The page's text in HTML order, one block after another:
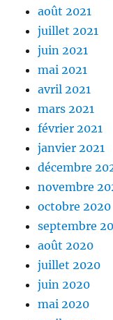
août 2021
juillet 2021
juin 2021
mai 2021
avril 2021
mars 2021
février 2021
janvier 2021
décembre
novembre
octobre 2020
septembre
août 2020
juillet 2020
juin 2020
mai 2020